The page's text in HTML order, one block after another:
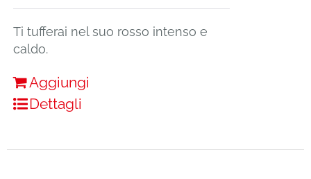
Ti tufferai nel suo rosso intenso e
caldo.
Aggiungi
Dettagli